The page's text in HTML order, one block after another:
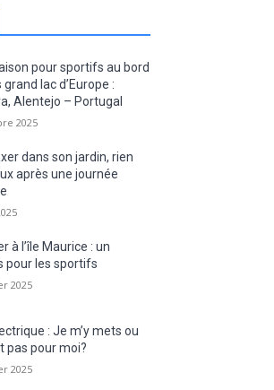
pour sportifs au bord
grand lac d’Europe :
Alentejo – Portugal
2025
dans son jardin, rien
après une journée
à l’île Maurice : un
pour les sportifs
2025
: Je m’y mets ou
pas pour moi?
2025